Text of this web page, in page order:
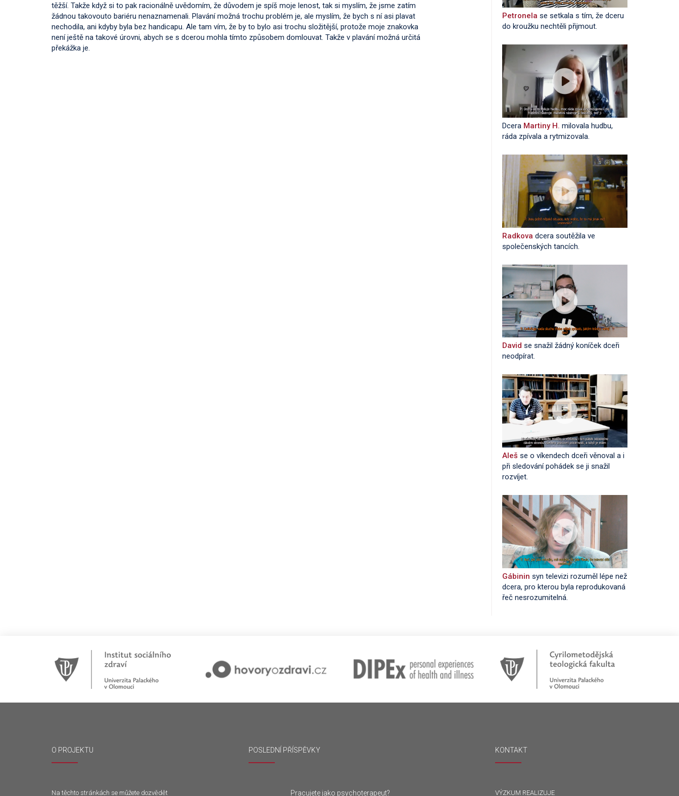
těžší. Takže když si to pak racionálně uvědomím, že důvodem je spíš moje lenost, tak si myslím, že jsme zatím
žádnou takovouto bariéru nenaznamenali. Plavání možná trochu problém je, ale myslím, že bych s ní asi plavat
nechodila, ani kdyby byla bez handicapu. Ale tam vím, že by to bylo asi trochu složitější, protože moje znakovka
není ještě na takové úrovni, abych se s dcerou mohla tímto způsobem domlouvat. Takže v plavání možná určitá
překážka je.
Petronela se setkala s tím, že dceru
do kroužku nechtěli přijmout.
Dcera Martiny H. milovala hudbu,
ráda zpívala a rytmizovala.
Radkova dcera soutěžila ve
společenských tancích.
David se snažil žádný koníček dceři
neodpírat.
Aleš se o víkendech dceři věnoval a i
při sledování pohádek se ji snažil
rozvíjet.
Gábinin syn televizi rozuměl lépe než
dcera, pro kterou byla reprodukovaná
řeč nesrozumitelná.
O PROJEKTU
Na těchto stránkách se můžete dozvědět
POSLEDNÍ PŘÍSPĚVKY
Pracujete jako psychoterapeut?
KONTAKT
VÝZKUM REALIZUJE